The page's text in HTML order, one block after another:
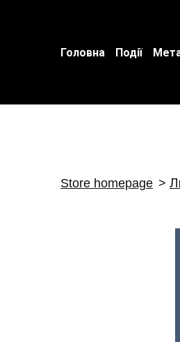
Головна Події
Store homepage